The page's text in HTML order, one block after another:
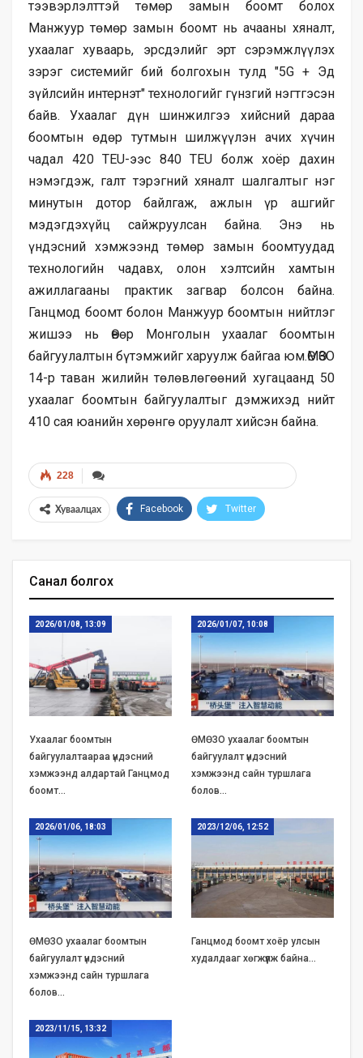
тээвэрлэлттэй төмөр замын боомт болох
Манжуур төмөр замын боомт нь ачааны хяналт,
ухаалаг хуваарь, эрсдэлийг эрт сэрэмжлүүлэх
зэрэг системийг бий болгохын тулд "5G + Эд
зүйлсийн интернэт" технологийг гүнзгий нэгтгэсэн
байв. Ухаалаг дүн шинжилгээ хийсний дараа
боомтын өдөр тутмын шилжүүлэн ачих хүчин
чадал 420 TEU-ээс 840 TEU болж хоёр дахин
нэмэгдэж, галт тэрэгний хяналт шалгалтыг нэг
минутын дотор байлгаж, ажлын үр ашгийг
мэдэгдэхүйц сайжруулсан байна. Энэ нь
үндэсний хэмжээнд төмөр замын боомтуудад
технологийн чадавх, олон хэлтсийн хамтын
ажиллагааны практик загвар болсон байна.
Ганцмод боомт болон Манжуур боомтын нийтлэг
жишээ нь Өвөр Монголын ухаалаг боомтын
байгуулалтын бүтэмжийг харуулж байгаа юм.ӨМӨЗО
14-р таван жилийн төлөвлөгөөний хугацаанд 50
ухаалаг боомтын байгуулалтыг дэмжихэд нийт
410 сая юанийн хөрөнгө оруулалт хийсэн байна.
228
Хуваалцах Facebook Twitter
Санал болгох
2026/01/08, 13:09
Ухаалаг боомтын
байгуулалтаараа үндэсний
хэмжээнд алдартай Ганцмод
боомт…
2026/01/07, 10:08
ӨМӨЗО ухаалаг боомтын
байгуулалт үндэсний
хэмжээнд сайн туршлага
болов…
2026/01/06, 18:03
ӨМӨЗО ухаалаг боомтын
байгуулалт үндэсний
хэмжээнд сайн туршлага
болов…
2023/12/06, 12:52
Ганцмод боомт хоёр улсын
худалдааг хөгжүүлж байна…
2023/11/15, 13:32